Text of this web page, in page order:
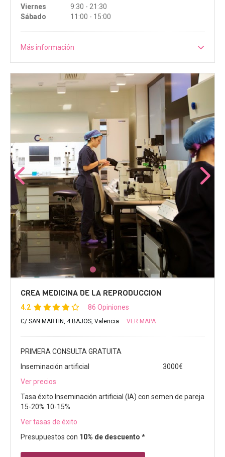
Viernes
9:30 - 21:30
Sábado
11:00 - 15:00
Más información
CREA MEDICINA DE LA REPRODUCCION
4.2 86 Opiniones
C/ SAN MARTIN, 4 BAJOS, Valencia VER MAPA
PRIMERA CONSULTA GRATUITA
Inseminación artificial
3000€
Ver precios
Tasa éxito Inseminación artificial (IA) con semen de pareja
15-20% 10-15%
Ver tasas de éxito
Presupuestos con 10% de descuento *